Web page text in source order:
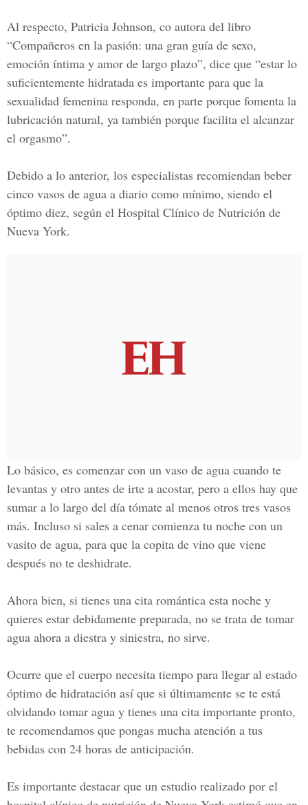
Al respecto, Patricia Johnson, co autora del libro
“Compañeros en la pasión: una gran guía de sexo,
emoción íntima y amor de largo plazo”, dice que “estar lo
suficientemente hidratada es importante para que la
sexualidad femenina responda, en parte porque fomenta la
lubricación natural, ya también porque facilita el alcanzar
el orgasmo”.
Debido a lo anterior, los especialistas recomiendan beber
cinco vasos de agua a diario como mínimo, siendo el
óptimo diez, según el Hospital Clínico de Nutrición de
Nueva York.
Lo básico, es comenzar con un vaso de agua cuando te
levantas y otro antes de irte a acostar, pero a ellos hay que
sumar a lo largo del día tómate al menos otros tres vasos
más. Incluso si sales a cenar comienza tu noche con un
vasito de agua, para que la copita de vino que viene
después no te deshidrate.
Ahora bien, si tienes una cita romántica esta noche y
quieres estar debidamente preparada, no se trata de tomar
agua ahora a diestra y siniestra, no sirve.
Ocurre que el cuerpo necesita tiempo para llegar al estado
óptimo de hidratación así que si últimamente se te está
olvidando tomar agua y tienes una cita importante pronto,
te recomendamos que pongas mucha atención a tus
bebidas con 24 horas de anticipación.
Es importante destacar que un estudio realizado por el